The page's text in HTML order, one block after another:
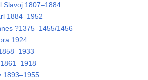
Slavoj 1807–1884
1884–1952
?1375–1455/1456
1924
1893–1955